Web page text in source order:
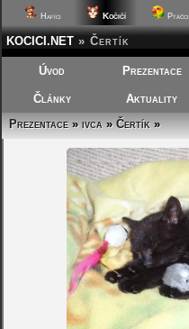
Hafíci Kočičí Ptáčci
KOCICI.NET » Čertík
Úvod Prezentace
Články Aktuality
Prezentace»ivca»Čertík»